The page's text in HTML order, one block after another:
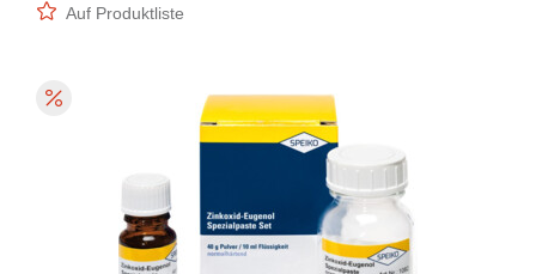
Auf Produktliste